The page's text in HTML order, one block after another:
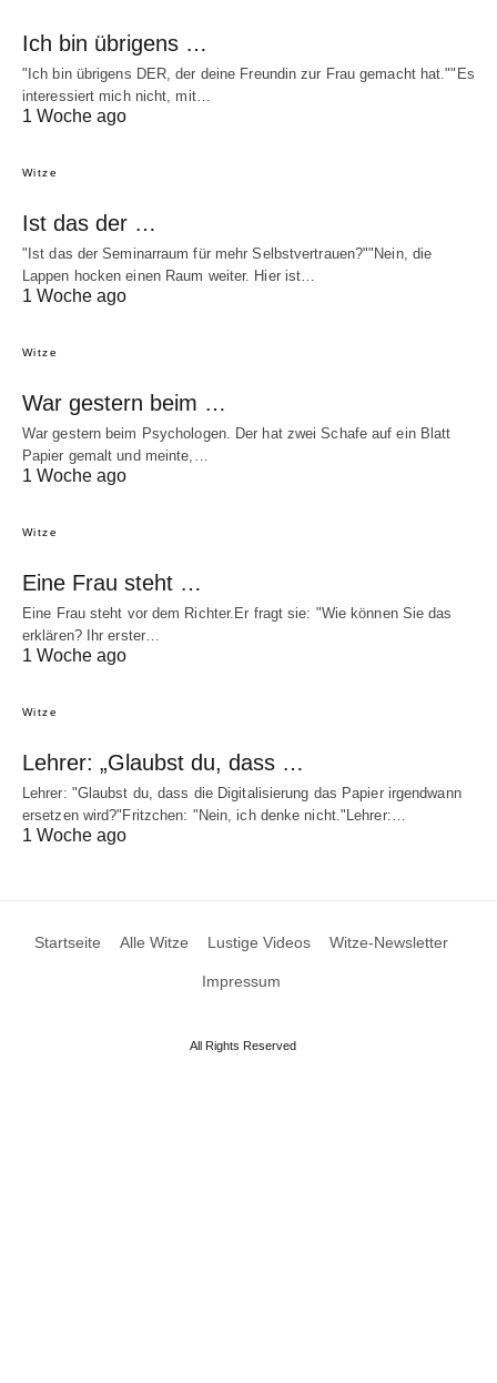
Ich bin übrigens …
"Ich bin übrigens DER, der deine Freundin zur Frau gemacht hat.""Es
interessiert mich nicht, mit…
1 Woche ago
Witze
Ist das der …
"Ist das der Seminarraum für mehr Selbstvertrauen?""Nein, die
Lappen hocken einen Raum weiter. Hier ist…
1 Woche ago
Witze
War gestern beim …
War gestern beim Psychologen. Der hat zwei Schafe auf ein Blatt
Papier gemalt und meinte,…
1 Woche ago
Witze
Eine Frau steht …
Eine Frau steht vor dem Richter.Er fragt sie: "Wie können Sie das
erklären? Ihr erster…
1 Woche ago
Witze
Lehrer: „Glaubst du, dass …
Lehrer: "Glaubst du, dass die Digitalisierung das Papier irgendwann
ersetzen wird?"Fritzchen: "Nein, ich denke nicht."Lehrer:…
1 Woche ago
Startseite Alle Witze Lustige Videos Witze-Newsletter
Impressum
All Rights Reserved